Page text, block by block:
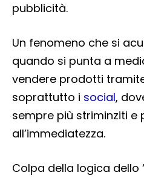
pubblicità.
Un fenomeno che si
quando si punta a
vendere prodotti
soprattutto i social,
sempre più striminziti e
all’immediatezza.
Colpa della logica dello